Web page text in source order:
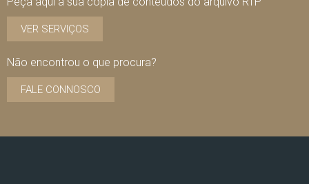
VER SERVIÇOS
Não encontrou o que procura?
FALE CONNOSCO